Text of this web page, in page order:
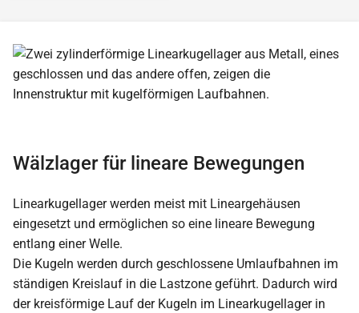
Wälzlager für lineare Bewegungen
Linearkugellager werden meist mit Lineargehäusen
eingesetzt und ermöglichen so eine lineare Bewegung
entlang einer Welle.
Die Kugeln werden durch geschlossene Umlaufbahnen im
ständigen Kreislauf in die Lastzone geführt. Dadurch wird
der kreisförmige Lauf der Kugeln im Linearkugellager in